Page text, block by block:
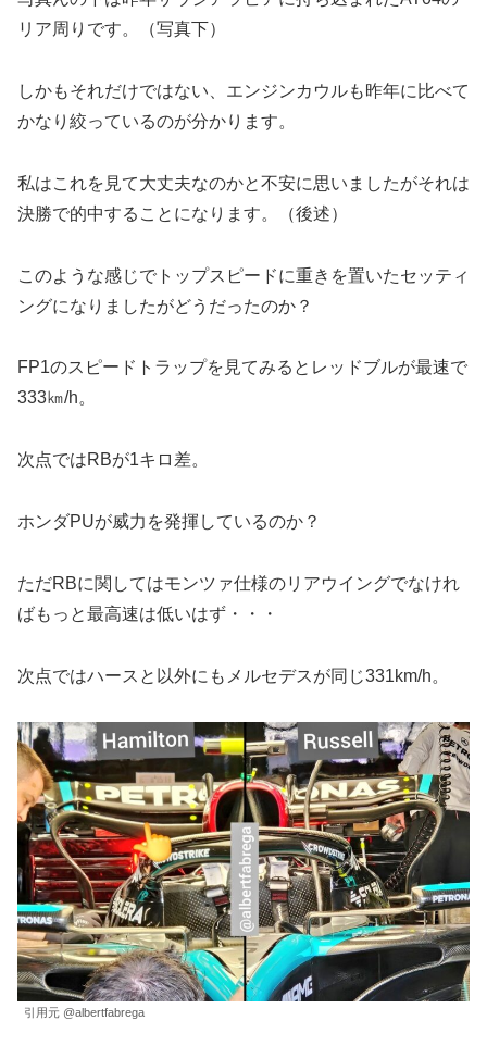
リア周りです。（写真下）
しかもそれだけではない、エンジンカウルも昨年に比べて
かなり絞っているのが分かります。
私はこれを見て大丈夫なのかと不安に思いましたがそれは
決勝で的中することになります。（後述）
このような感じでトップスピードに重きを置いたセッティ
ングになりましたがどうだったのか？
FP1のスピードトラップを見てみるとレッドブルが最速で
333㎞/h。
次点ではRBが1キロ差。
ホンダPUが威力を発揮しているのか？
ただRBに関してはモンツァ仕様のリアウイングでなけれ
ばもっと最高速は低いはず・・・
次点ではハースと以外にもメルセデスが同じ331km/h。
引用元 @albertfabrega